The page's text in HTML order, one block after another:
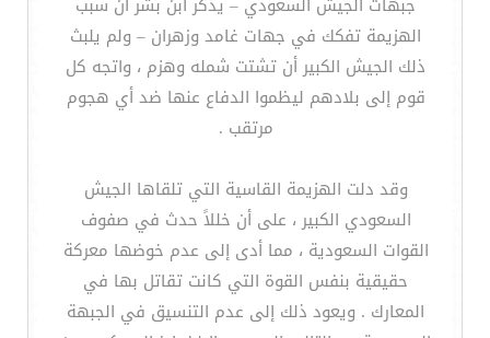
الهزيمة تفكك في جهات غامد وزهران – ولم يلبث
ذلك الجيش الكبير أن تشتت شمله وهزم ، واتجه كل
قوم إلى بلادهم ليظموا الدفاع عنها ضد أي هجوم
مرتقب .
وقد دلت الهزيمة القاسية التي تلقاها الجيش
السعودي الكبير ، على أن خللاً حدث في صفوف
القوات السعودية ، مما أدى إلى عدم خوضها معركة
حقيقية بنفس القوة التي كانت تقاتل بها في
المعارك . ويعود ذلك إلى عدم التنسيق في الجبهة